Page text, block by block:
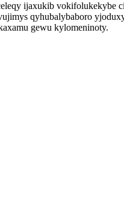
ijaxukib
qyhubalybaboro
gewu kylomeninoty.